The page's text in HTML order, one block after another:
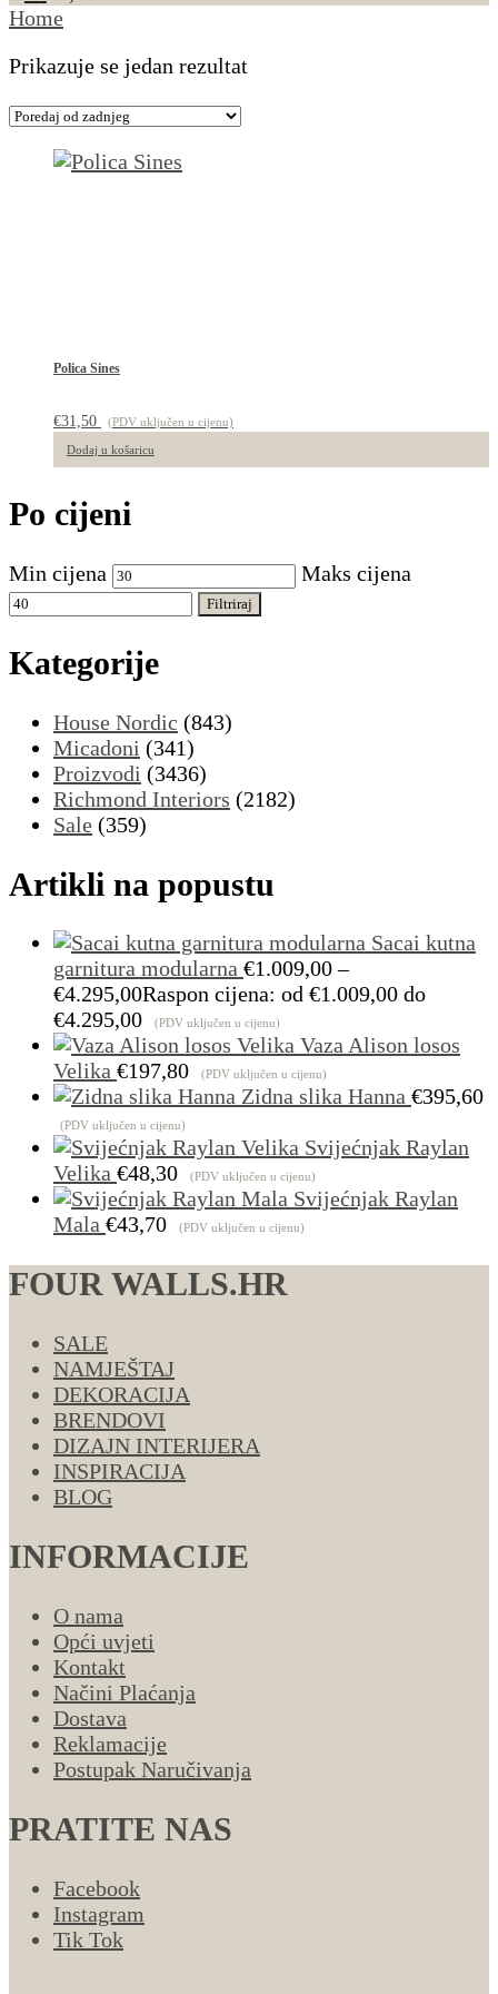
Home
Prikazuje se jedan rezultat
Polica Sines
€31,50 (PDV uključen u cijenu)
Dodaj u košaricu
Po cijeni
Min cijena Maks cijena
Filtriraj
Kategorije
House Nordic (843)
Micadoni (341)
Proizvodi (3436)
Richmond Interiors (2182)
Sale (359)
Artikli na popustu
Sacai kutna
garnitura modularna €1.009,00 –
€4.295,00Raspon cijena: od €1.009,00 do
€4.295,00
(PDV uključen u cijenu)
Vaza Alison losos
Velika €197,80 (PDV uključen u cijenu)
Zidna slika Hanna €395,60
(PDV uključen u cijenu)
Svijećnjak Raylan
Velika €48,30 (PDV uključen u cijenu)
Svijećnjak Raylan
Mala €43,70 (PDV uključen u cijenu)
FOUR WALLS.HR
SALE
NAMJEŠTAJ
DEKORACIJA
BRENDOVI
DIZAJN INTERIJERA
INSPIRACIJA
BLOG
INFORMACIJE
O nama
Opći uvjeti
Kontakt
Načini Plaćanja
Dostava
Reklamacije
Postupak Naručivanja
PRATITE NAS
Facebook
Instagram
Tik Tok